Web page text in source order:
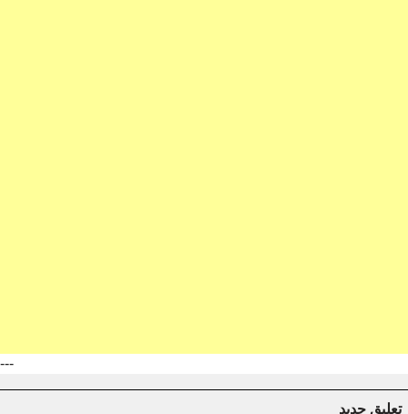
---
تعليق جديد